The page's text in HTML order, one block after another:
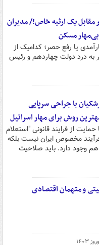
مقابل یک ارثیه خاص!/ مدیران
مسکن
یا رفع حصر؛ کدامیک از
به درد دولت چهاردهم و رئیس
با جراحی سرپایی
روش برای مهار اسرائیل
از فرایند قانونی "استعلام
مخصوص ایران نیست بلکه
وجود دارد. باید صلاحیت
و متهمان اقتصادی